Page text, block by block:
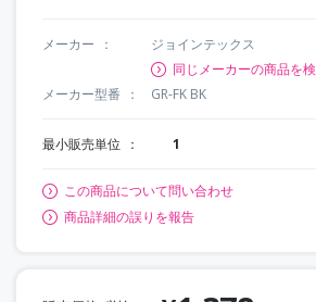
メーカー
ジョインテックス
同じメーカーの商品を
メーカー型番
GR-FK BK
最小販売単位 1
この商品について問い合わせ
商品詳細の誤りを報告